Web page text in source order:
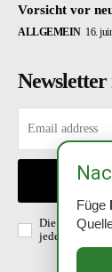
Vorsicht vor
ALLGEMEIN 16.
Newsletter
Die Richtlinien
jederzeit
Füge